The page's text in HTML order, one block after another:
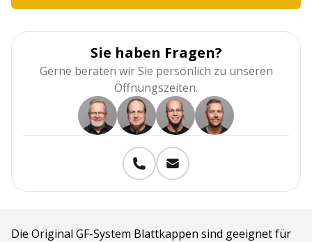
Sie haben Fragen?
Gerne beraten wir Sie persönlich zu unseren
Öffnungszeiten.
Die Original GF-System Blattkappen sind geeignet für